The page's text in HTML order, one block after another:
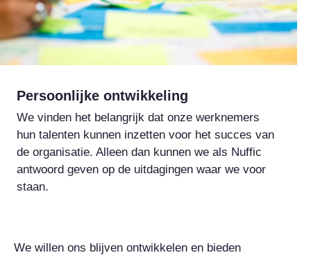
Persoonlijke ontwikkeling
We vinden het belangrijk dat onze werknemers
hun talenten kunnen inzetten voor het succes van
de organisatie. Alleen dan kunnen we als Nuffic
antwoord geven op de uitdagingen waar we voor
staan.
We willen ons blijven ontwikkelen en bieden